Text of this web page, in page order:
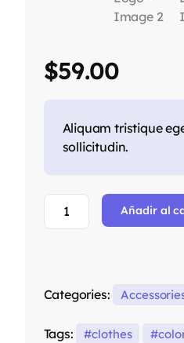
$59.00
Aliquam tristique
sollicitudin.
Añadir al
Categories:
Tags: clothes